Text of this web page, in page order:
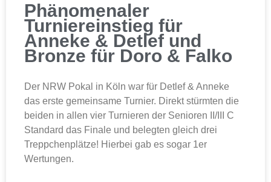
Phänomenaler
Turniereinstieg für
Anneke & Detlef und
Bronze für Doro & Falko
Der NRW Pokal in Köln war für Detlef & Anneke
das erste gemeinsame Turnier. Direkt stürmten die
beiden in allen vier Turnieren der Senioren II/III C
Standard das Finale und belegten gleich drei
Treppchenplätze! Hierbei gab es sogar 1er
Wertungen.